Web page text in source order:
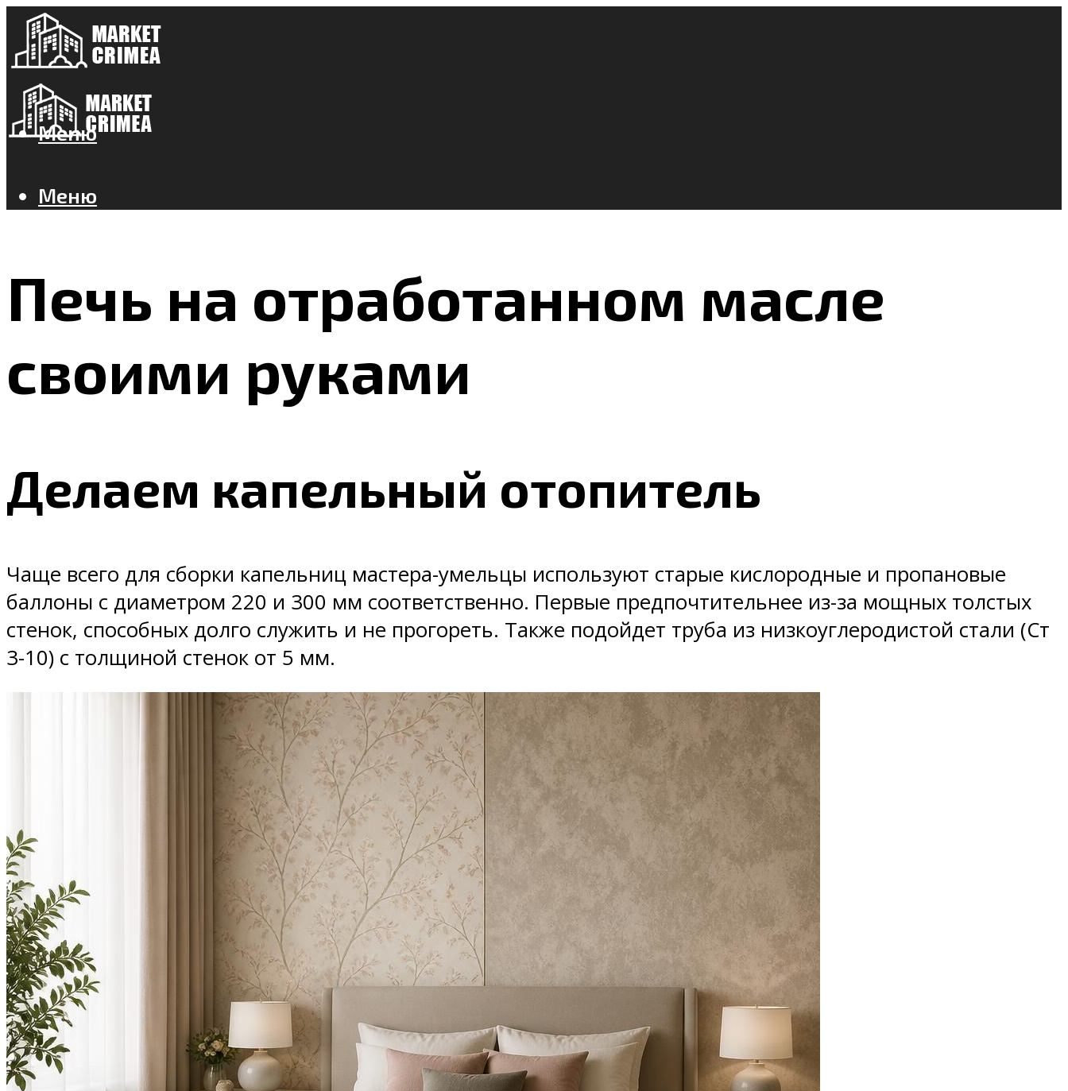
Меню
Меню
Печь на отработанном масле
своими руками
Делаем капельный отопитель
Чаще всего для сборки капельниц мастера-умельцы используют старые кислородные и пропановые
баллоны с диаметром 220 и 300 мм соответственно. Первые предпочтительнее из-за мощных толстых
стенок, способных долго служить и не прогореть. Также подойдет труба из низкоуглеродистой стали (Ст
3-10) с толщиной стенок от 5 мм.